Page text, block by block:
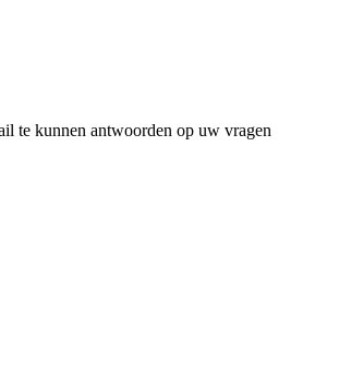
te kunnen antwoorden op uw vragen